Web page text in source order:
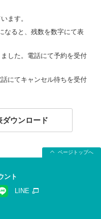
ます。
なると、残数を数字にて表
した。電話にて予約を受付
にてキャンセル待ちを受付
ウンロード
ページトップへ
ント
LINE